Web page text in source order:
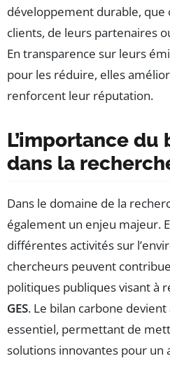
développement durable, que
clients, de leurs partenaires
En transparence sur leurs
pour les réduire, elles
renforcent leur réputation.
L’importance
dans la
Dans le domaine de la
également un enjeu majeur.
différentes activités sur
chercheurs peuvent
politiques publiques visant à
GES. Le bilan carbone devient
essentiel, permettant de
solutions innovantes pour un